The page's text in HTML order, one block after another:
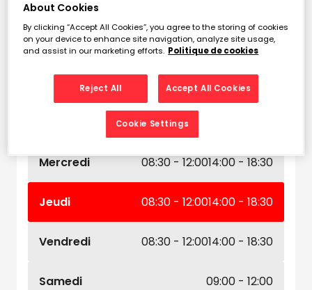
Horaires d'ouverture
08:30 - 12:0014:00 - 18:30
08:30 - 12:00
Mercredi 08:30 - 12:0014:00 - 18:30
Jeudi 08:30 - 12:0014:00 - 18:30
Vendredi 08:30 - 12:0014:00 - 18:30
Samedi 09:00 - 12:00
Leaflet| Map ©2026HERE
Naviguer
About Cookies
By clicking “Accept All Cookies”, you agree to the storing of cookies
on your device to enhance site navigation, analyze site usage,
and assist in our marketing efforts. Politique de cookies
Reject All Accept All Cookies
Cookie Settings